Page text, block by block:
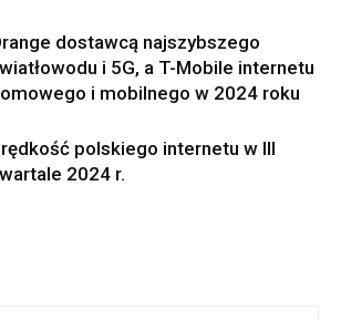
dostawcą najszybszego
i 5G, a T-Mobile internetu
i mobilnego w 2024 roku
polskiego internetu w III
2024 r.